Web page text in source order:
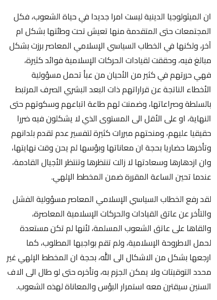
ان الميثولوجيا الدينية ليست امرا جديدا في حياة الشعوب، فكل
المجتمعات حتى المتقدمة منها تعيش تحت وطئتها بشكل ام
آخر، ولكنها في الخطاب السياسي الإسلامي المعاصر برزت بشكل
مبالغ فيه، وحققت لقيادات الحركات الإسلامية فوائد كثيرة،
فهي حررتهم في كثير من الأحيان من عبأ تحمل مسؤولية
الأخطاء الناتجة عن قراراتهم ذات البعد البشري الصرف المرتبط
بالسلطة وصراعاتها، وضمنت لهم طاعة اتباعهم وسكوتهم حتى
النهاية، او على الأقل الى المستوى الذي لا يشكلون فيه ضررا
حقيقيا عليهم، ومنحتهم مبررات كثيرة لتفسير عدم تقدم بلدانهم
وتأخرها حضاريا بحجة ان معاناتها وبؤسها لم يحن وقت نهايتها،
وان ازدهارها وسعادتها لا زالت تنتظرها وتنتظر الأجيال القادمة،
عندما تحين الساعة المقررة ضمن المخطط الإلهي.
لقد رفع الخطاب السياسي الإسلامي المعاصر مسؤولية الفشل
والتأخر عن عاتق القيادات والحركات الإسلامية المعاصرة،
والقاها على عاتق الشعوب المسلمة، لأنها لم تكن مستعدة
لحمل الاطروحة الإسلامية، ولم تقم بواجبها المطلوب، كما
ارجعها بشكل من الاشكال الى الله، بحجة ان المخطط الإلهي غير
محدد التوقيتات ولا يمكن الجزم به، وتأخره حتى لو طال الى الاف
السنين سيقترن معه استمرار البؤس والمعاناة لهذه الشعوب.